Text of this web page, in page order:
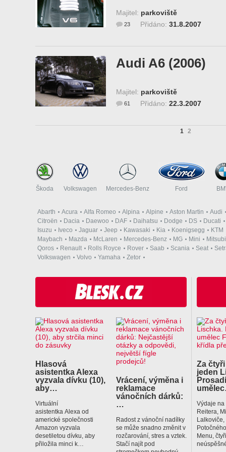
Majitel: parkoviště
Přidáno: 31.8.2007
23
Audi A6 (2006)
Majitel: parkoviště
Přidáno: 22.3.2007
61
1 2
Škoda Volkswagen Mercedes-Benz Ford
Abarth Acura Alfa Romeo Alpina Alpine Aston Martin
Audi
Citroën
Dacia Daewoo DAF Daihatsu Dodge DS
Ducati
Isuzu
Iveco Jaguar Jeep Kawasaki Kia Koenigsegg
KTM
Maybach
Mazda McLaren Mercedes-Benz MG Mini
Qoros
Renault Rolls Royce Rover Saab Scania Seat
Volkswagen
Volvo Yamaha Zetor
Hlasová
asistentka Alexa
vyzvala dívku (10),
aby…
Virtuální
asistentka Alexa od
americké společnosti
Amazon vyzvala
desetiletou dívku, aby
přiložila minci k…
Vrácení, výměna i
reklamace
vánočních dárků:
…
Radost z vánoční nadílky
se může snadno změnit v
rozčarování, stres a vztek.
Stačí najít pod
Za
jeden
Výdaje na
Reitera,
Menu,